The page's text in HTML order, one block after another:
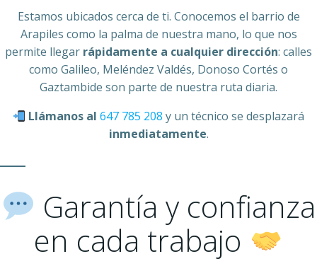
Estamos ubicados cerca de ti. Conocemos el barrio de
Arapiles como la palma de nuestra mano, lo que nos
permite llegar rápidamente a cualquier dirección: calles
como Galileo, Meléndez Valdés, Donoso Cortés o
Gaztambide son parte de nuestra ruta diaria.
Llámanos al647 785 208 y un técnico se desplazará
inmediatamente.
Garantía y confianza
en cada trabajo